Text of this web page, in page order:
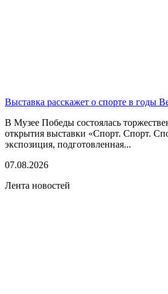
Выставка расскажет о спорте в годы
В Музее Победы состоялась
открытия выставки «Спорт. Спорт.
экспозиция, подготовленная...
07.08.2026
Лента новостей